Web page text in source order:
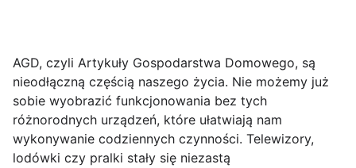
AGD, czyli Artykuły Gospodarstwa Domowego, są
nieodłączną częścią naszego życia. Nie możemy już
sobie wyobrazić funkcjonowania bez tych
różnorodnych urządzeń, które ułatwiają nam
wykonywanie codziennych czynności. Telewizory,
lodówki czy pralki stały się niezastą